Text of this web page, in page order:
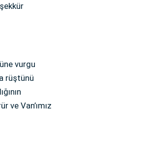
vurgu
rüştünü
Van’ımız